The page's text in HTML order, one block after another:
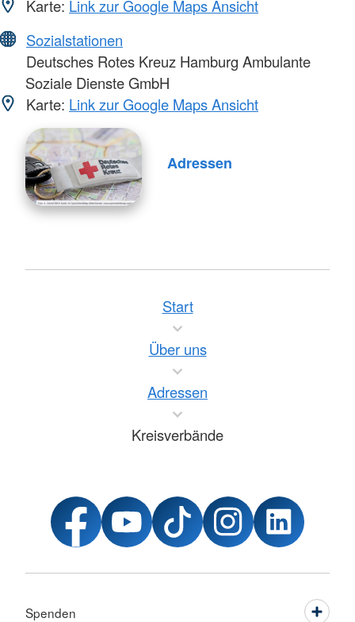
Karte: Link zur Google Maps Ansicht
Sozialstationen
Deutsches Rotes Kreuz Hamburg Ambulante
Soziale Dienste GmbH
Karte: Link zur Google Maps Ansicht
Adressen
Start
Über uns
Adressen
Kreisverbände
Spenden